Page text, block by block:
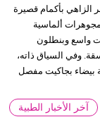
الزاهي بأكمام قصيرة
ألماسية
واسع وبنطلون
وفي السياق ذاته،
بيضاء بجاكيت مفصل
آخر الأخبار الطبية